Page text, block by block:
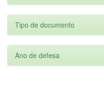
Tipo de documento
Ano de defesa